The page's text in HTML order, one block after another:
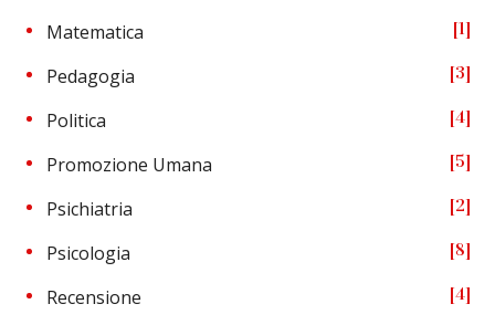
Matematica 1
Pedagogia 3
Politica 4
Promozione Umana 5
Psichiatria 2
Psicologia 8
Recensione 4